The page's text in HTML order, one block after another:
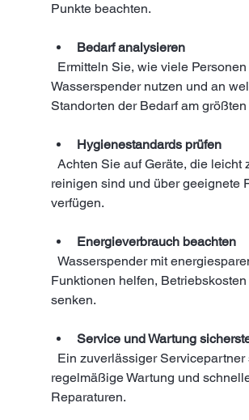
Punkte beachten.
Bedarf analysieren
Wasserspender nutzen und an
Standorten der Bedarf am größten
Hygienestandards prüfen
reinigen sind und über geeignete
verfügen.
Energieverbrauch beachten
Funktionen helfen, Betriebskosten
senken.
Service und Wartung
regelmäßige Wartung und
Reparaturen.